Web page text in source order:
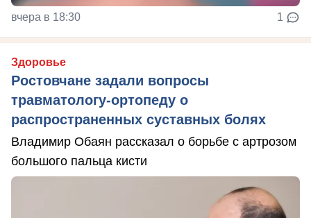
вчера в 18:30 1
Здоровье
Ростовчане задали вопросы
травматологу-ортопеду о
распространенных суставных болях
Владимир Обаян рассказал о борьбе с артрозом
большого пальца кисти